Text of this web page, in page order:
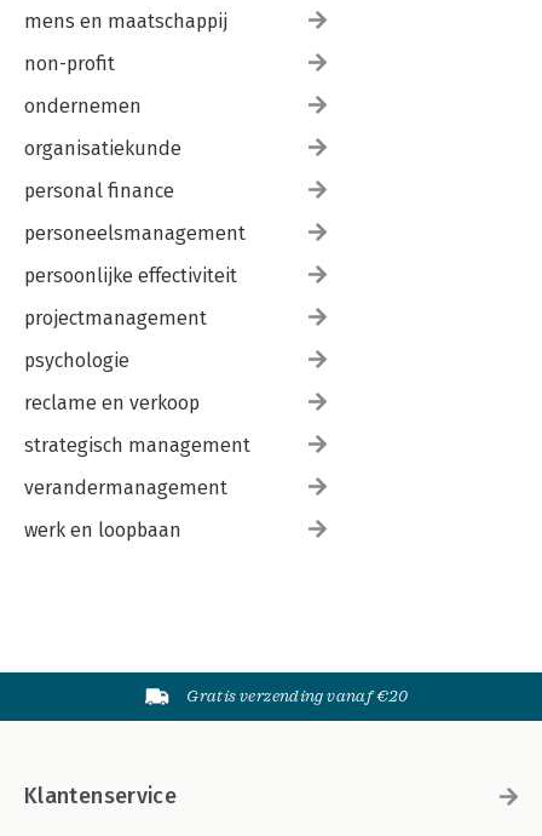
mens en maatschappij
non-profit
ondernemen
organisatiekunde
personal finance
personeelsmanagement
persoonlijke effectiviteit
projectmanagement
psychologie
reclame en verkoop
strategisch management
verandermanagement
werk en loopbaan
Gratis verzending vanaf €20
Klantenservice